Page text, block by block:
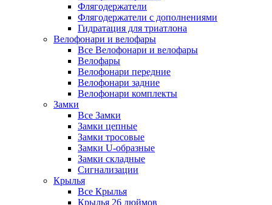
Флягодержатели
Флягодержатели с дополнениями
Гидратация для триатлона
Велофонари и велофары
Все Велофонари и велофары
Велофары
Велофонари передние
Велофонари задние
Велофонари комплекты
Замки
Все Замки
Замки цепные
Замки тросовые
Замки U-образные
Замки складные
Сигнализации
Крылья
Все Крылья
Крылья 26 дюймов